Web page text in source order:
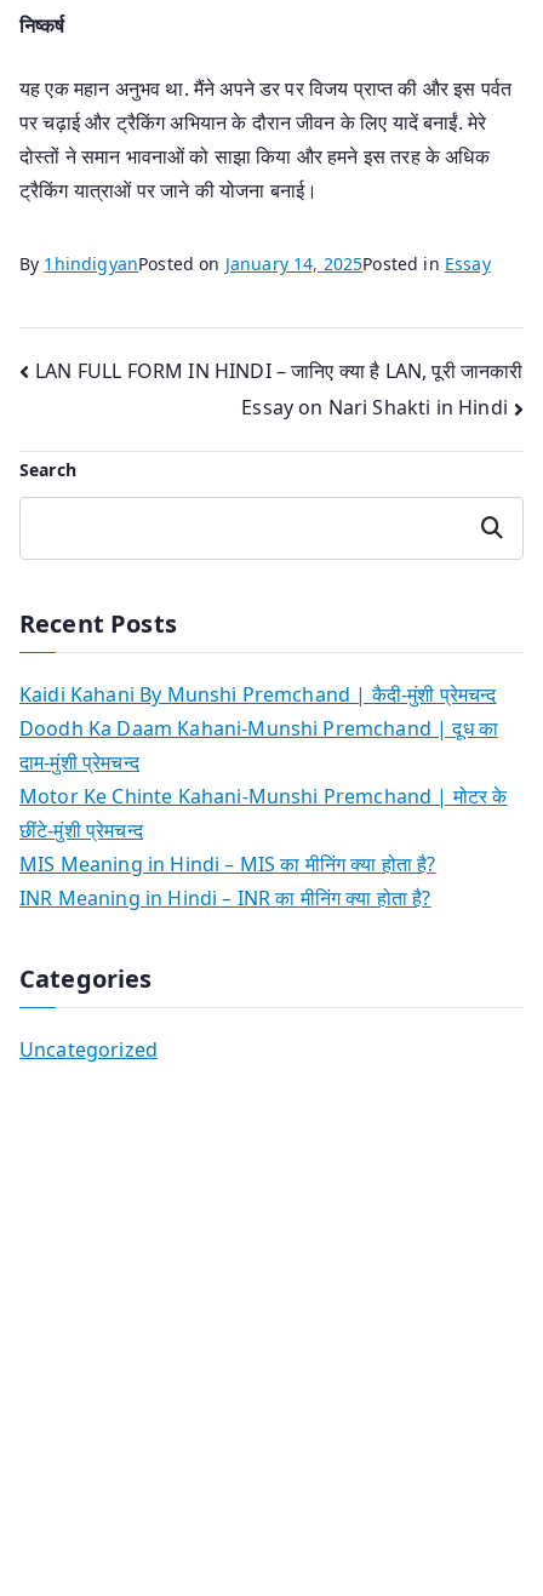
निष्कर्ष
यह एक महान अनुभव था. मैंने अपने डर पर विजय प्राप्त की और इस पर्वत
पर चढ़ाई और ट्रैकिंग अभियान के दौरान जीवन के लिए यादें बनाईं. मेरे
दोस्तों ने समान भावनाओं को साझा किया और हमने इस तरह के अधिक
ट्रैकिंग यात्राओं पर जाने की योजना बनाई।
By 1hindigyanPosted on January 14, 2025Posted in Essay
Post
LAN FULL FORM IN HINDI – जानिए क्या है LAN, पूरी जानकारी
Essay on Nari Shakti in Hindi
Search
Search
Recent Posts
Kaidi Kahani By Munshi Premchand | कैदी-मुंशी प्रेमचन्द
Doodh Ka Daam Kahani-Munshi Premchand | दूध का
दाम-मुंशी प्रेमचन्द
Motor Ke Chinte Kahani-Munshi Premchand | मोटर के
छींटे-मुंशी प्रेमचन्द
MIS Meaning in Hindi – MIS का मीनिंग क्या होता है?
INR Meaning in Hindi – INR का मीनिंग क्या होता है?
Categories
Uncategorized